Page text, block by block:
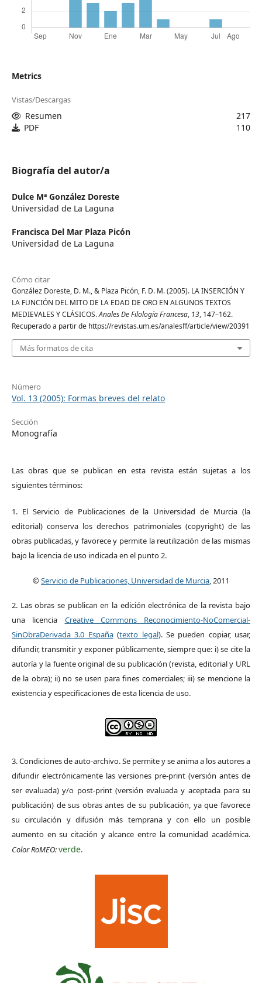
Metrics
Vistas/Descargas
Resumen
217
PDF
110
Biografía del autor/a
Dulce Mª González Doreste
Universidad de La Laguna
Francisca Del Mar Plaza Picón
Universidad de La Laguna
Cómo citar
González Doreste, D. M., & Plaza Picón, F. D. M. (2005). LA INSERCIÓN Y
LA FUNCIÓN DEL MITO DE LA EDAD DE ORO EN ALGUNOS TEXTOS
MEDIEVALES Y CLÁSICOS.Anales De Filología Francesa, 13, 147–162.
Recuperado a partir de https://revistas.um.es/analesff/article/view/20391
Más formatos de cita
Número
Vol. 13 (2005): Formas breves del relato
Sección
Monografía
Las obras que se publican en esta revista están sujetas a los
siguientes términos:
1. El Servicio de Publicaciones de la Universidad de Murcia (la
editorial) conserva los derechos patrimoniales (copyright) de las
obras publicadas, y favorece y permite la reutilización de las mismas
bajo la licencia de uso indicada en el punto 2.
©Servicio de Publicaciones, Universidad de Murcia, 2011
2. Las obras se publican en la edición electrónica de la revista bajo
una licencia Creative Commons Reconocimiento-NoComercial-
SinObraDerivada 3.0 España(texto legal). Se pueden copiar, usar,
difundir, transmitir y exponer públicamente, siempre que: i) se cite la
autoría y la fuente original de su publicación (revista, editorial y URL
de la obra); ii) no se usen para fines comerciales; iii) se mencione la
existencia y especificaciones de esta licencia de uso.
3. Condiciones de auto-archivo. Se permite y se anima a los autores a
difundir electrónicamente las versiones pre-print (versión antes de
ser evaluada) y/o post-print (versión evaluada y aceptada para su
publicación) de sus obras antes de su publicación, ya que favorece
su circulación y difusión más temprana y con ello un posible
aumento en su citación y alcance entre la comunidad académica.
Color RoMEO:verde.